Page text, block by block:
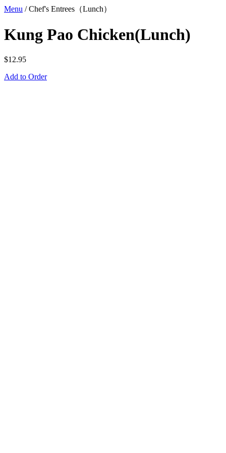
Menu /Chef's Entrees（Lunch）
Kung Pao Chicken(Lunch)
$12.95
Add to Order